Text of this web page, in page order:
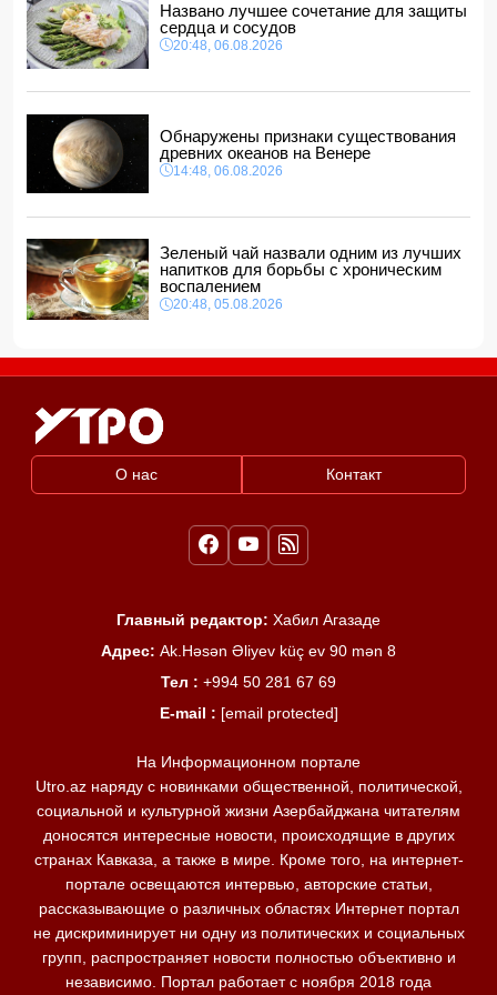
Названо лучшее сочетание для защиты
сердца и сосудов
20:48, 06.08.2026
Обнаружены признаки существования
древних океанов на Венере
14:48, 06.08.2026
Зеленый чай назвали одним из лучших
напитков для борьбы с хроническим
воспалением
20:48, 05.08.2026
О нас Контакт
Главный редактор: Хабил Агазаде
Адрес: Ak.Həsən Əliyev küç ev 90 mən 8
Тел : +994 50 281 67 69
E-mail : [email protected]
На Информационном портале
Utro.az наряду с новинками общественной, политической,
социальной и культурной жизни Азербайджана читателям
доносятся интересные новости, происходящие в других
странах Кавказа, а также в мире. Кроме того, на интернет-
портале освещаются интервью, авторские статьи,
рассказывающие о различных областях Интернет портал
не дискриминирует ни одну из политических и социальных
групп, распространяет новости полностью объективно и
независимо. Портал работает с ноября 2018 года